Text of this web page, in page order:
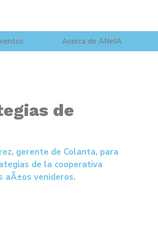
Acerca de ANeIA
de
gerente de Colanta, para
de la cooperativa
venideros.